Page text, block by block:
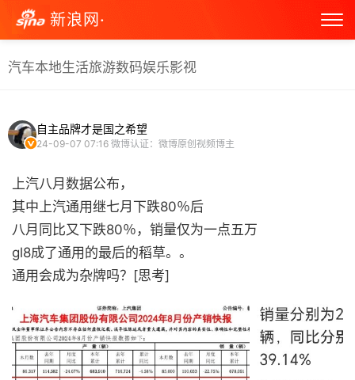
新浪网·
汽车本地生活旅游数码娱乐影视
自主品牌才是国之希望
24-09-07 07:16 微博认证：微博原创视频博主
上汽八月数据公布，
其中上汽通用继七月下跌80％后
八月同比又下跌80％，销量仅为一点五万
gl8成了通用的最后的稻草。。
通用会成为杂牌吗？[思考] ​